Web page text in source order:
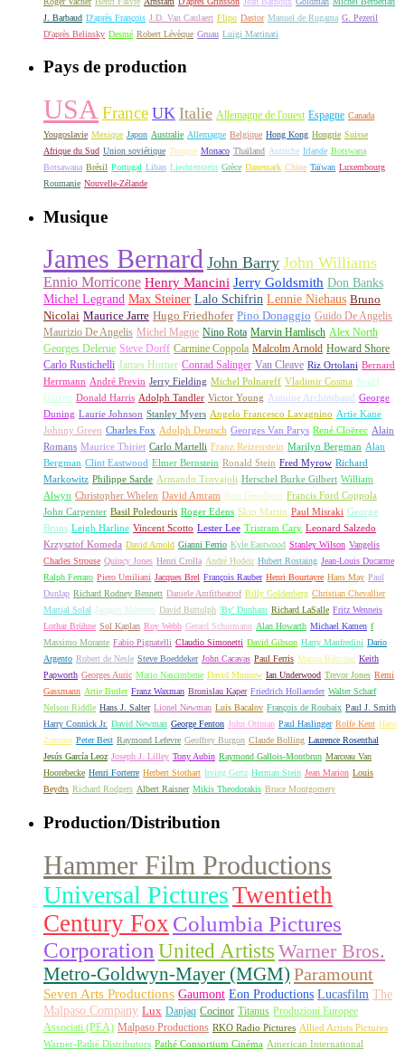
J. Barbaud D'après François J.D. Van Caulaert Flipo Dastor Manuel de Rugama G. Pezeril
D'après Belinsky Desmé Robert Lévèque Gruau Luigi Martinati
Pays de production
USA France UK Italie Allemagne de l'ouest Espagne Canada
Yougoslavie Mexique Japon Australie Allemagne Belgique Hong Kong Hongrie Suisse
Afrique du Sud Union soviétique Turquie Monaco Thaïland Autriche Irlande Botswana
Botsawana Brésil Portugal Liban Liechtenstein Grèce Danemark Chine Taïwan Luxembourg
Roumanie Nouvelle-Zélande
Musique
James Bernard John Barry John Williams
Ennio Morricone Henry Mancini Jerry Goldsmith Don Banks
Michel Legrand Max Steiner Lalo Schifrin Lennie Niehaus Bruno
Nicolai Maurice Jarre Hugo Friedhofer Pino Donaggio Guido De Angelis
Maurizio De Angelis Michel Magne Nino Rota Marvin Hamlisch Alex North
Georges Delerue Steve Dorff Carmine Coppola Malcolm Arnold Howard Shore
Carlo Rustichelli James Horner Conrad Salinger Van Cleave Riz Ortolani Bernard
Herrmann André Previn Jerry Fielding Michel Polnareff Vladimir Cosma Snuff
Garrett Donald Harris Adolph Tandler Victor Young Antoine Archimbaud George
Duning Laurie Johnson Stanley Myers Angelo Francesco Lavagnino Artie Kane
Johnny Green Charles Fox Adolph Deutsch Georges Van Parys René Cloërec Alain
Romans Maurice Thiriet Carlo Martelli Franz Reizenstein Marilyn Bergman Alan
Bergman Clint Eastwood Elmer Bernstein Ronald Stein Fred Myrow Richard
Markowitz Philippe Sarde Armando Trovajoli Herschel Burke Gilbert William
Alwyn Christopher Whelen David Amram Ron Goodwin Francis Ford Coppola
John Carpenter Basil Poledouris Roger Edens Skip Martin Paul Misraki George
Bruns Leigh Harline Vincent Scotto Lester Lee Tristram Cary Leonard Salzedo
Krzysztof Komeda David Arnold Gianni Ferrio Kyle Eastwood Stanley Wilson Vangelis
Charles Strouse Quincy Jones Henri Crolla André Hodeir Hubert Rostaing Jean-Louis Ducarme
Ralph Ferraro Piero Umiliani Jacques Brel François Rauber Henri Bourtayre Hans May Paul
Dunlap Richard Rodney Bennett Daniele Amfitheatrof Billy Goldenberg Christian Chevallier
Martial Solal Jacques Métehen David Buttolph 'By' Dunham Richard LaSalle Fritz Wenneis
Lothar Brühne Sol Kaplan Roy Webb Gerard Schurmann Alan Howarth Michael Kamen f
Massimo Morante Fabio Pignatelli Claudio Simonetti David Gibson Harry Manfredini Dario
Argento Robert de Nesle Steve Boeddeker John Cacavas Paul Ferris Martin Böttcher Keith
Papworth Georges Auric Mario Nascimbene David Munrow Ian Underwood Trevor Jones Remi
Gassmann Artie Butler Franz Waxman Bronislau Kaper Friedrich Hollaender Walter Scharf
Nelson Riddle Hans J. Salter Lionel Newman Luis Bacalov François de Roubaix Paul J. Smith
Harry Connick Jr. David Newman George Fenton John Ottman Paul Haslinger Rolfe Kent Hans
Zimmer Peter Best Raymond Lefevre Geoffrey Burgon Claude Bolling Laurence Rosenthal
Jesús García Leoz Joseph J. Lilley Tony Aubin Raymond Gallois-Montbrun Marceau Van
Hoorebecke Henri Forterre Herbert Stothart Irving Gertz Herman Stein Jean Marion Louis
Beydts Richard Rodgers Albert Raisner Mikis Theodorakis Bruce Montgomery
Production/Distribution
Hammer Film Productions
Universal PicturesTwentieth
Century Fox Columbia Pictures
Corporation United Artists Warner Bros.
Metro-Goldwyn-Mayer (MGM) Paramount
Seven Arts Productions Gaumont Eon Productions Lucasfilm The
Malpaso Company Lux Danjaq Cocinor Titanus Produzioni Europee
Associati (PEA) Malpaso Productions RKO Radio Pictures Allied Artists Pictures
Warner-Pathé Distributors Pathé Consortium Cinéma American International